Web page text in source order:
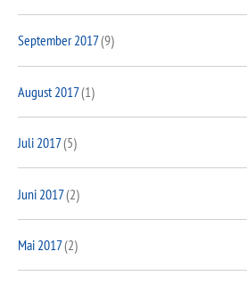
September 2017(9)
August 2017(1)
Juli 2017(5)
Juni 2017(2)
Mai 2017(2)